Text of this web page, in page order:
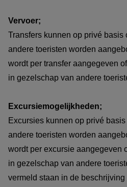
Vervoer;
Transfers kunnen op privé basis
andere toeristen worden
wordt per transfer aangegeven
in gezelschap van andere
Excursiemogelijkheden;
Excursies kunnen op privé
andere toeristen worden
wordt per excursie aangegeven
in gezelschap van andere
vermeld staan in de